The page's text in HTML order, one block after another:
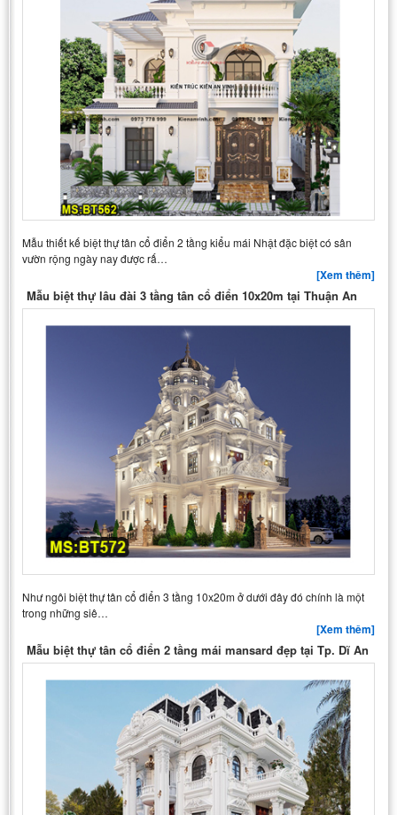
Mẫu thiết kế biệt thự tân cổ điển 2 tầng kiểu mái Nhật đặc biệt có sân
vườn rộng ngày nay được rấ…
[Xem thêm]
Mẫu biệt thự lâu đài 3 tầng tân cổ điển 10x20m tại Thuận An
Như ngôi biệt thự tân cổ điển 3 tầng 10x20m ở dưới đây đó chính là một
trong những siê…
[Xem thêm]
Mẫu biệt thự tân cổ điển 2 tầng mái mansard đẹp tại Tp. Dĩ An